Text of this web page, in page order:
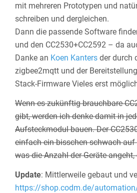
mit mehreren Prototypen und
schreiben und dergleichen.
Dann die passende Software
und den CC2530+CC2592 – da
Danke an Koen Kanters der durch
zigbee2mqtt und der
Stack-Firmware Vieles erst
Wenn es zukünftig brauchbare
gibt, werden ich denke damit in
Aufsteckmodul bauen. Der
einfach ein bisschen schwach auf
was die Anzahl der Geräte
Update: Mittlerweile gebaut und
https://shop.codm.de/